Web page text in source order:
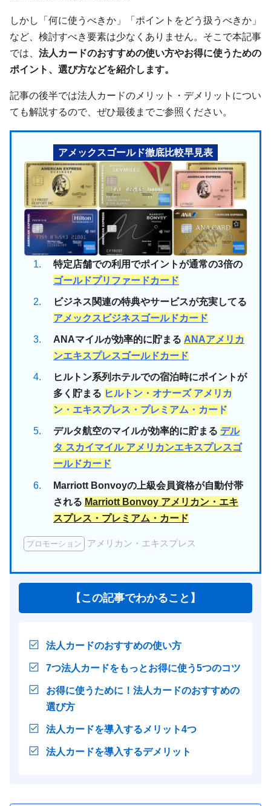
しかし「何に使うべきか」「ポイントをどう扱うべきか」
など、検討すべき要素は少なくありません。そこで本記事
では、 法人カードのおすすめの使い方やお得に使うための
ポイント、選び方などを紹介します。
記事の後半では法人カードのメリット・デメリットについ
ても解説するので、ぜひ最後までご参照ください。
アメックスゴールド徹底比較早見表
特定店舗での利用でポイントが通常の3倍の
ゴールドプリファードカード
ビジネス関連の特典やサービスが充実してる
アメックスビジネスゴールドカード
ANAマイルが効率的に貯まる ANAアメリカ
ンエキスプレスゴールドカード
ヒルトン系列ホテルでの宿泊時にポイントが
多く貯まる ヒルトン・オナーズ アメリカ
ン・エキスプレス・プレミアム・カード
デルタ航空のマイルが効率的に貯まる デル
タ スカイマイル アメリカンエキスプレスゴ
ールドカード
Marriott Bonvoyの上級会員資格が自動付帯
される Marriott Bonvoy アメリカン・エキ
スプレス・プレミアム・カード
プロモーション アメリカン・エキスプレス
【この記事でわかること】
法人カードのおすすめの使い方
7つ法人カードをもっとお得に使う5つのコツ
お得に使うために！法人カードのおすすめの
選び方
法人カードを導入するメリット4つ
法人カードを導入するデメリット